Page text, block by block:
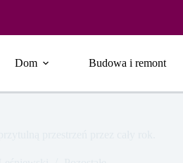
Dom Budowa i remont